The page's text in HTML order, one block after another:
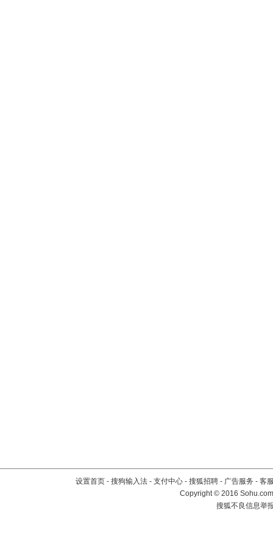
设置首页 - 搜狗输入法 - 支付中心 - 搜狐招聘 - 广告服务 - 客
Copyright©2016
搜狐不良信息举